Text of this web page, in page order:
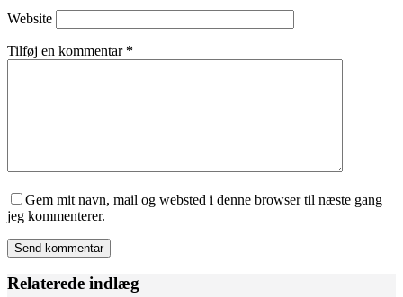
Website
Tilføj en kommentar*
Gem mit navn, mail og websted i denne browser til næste gang
jeg kommenterer.
Send kommentar
Relaterede indlæg